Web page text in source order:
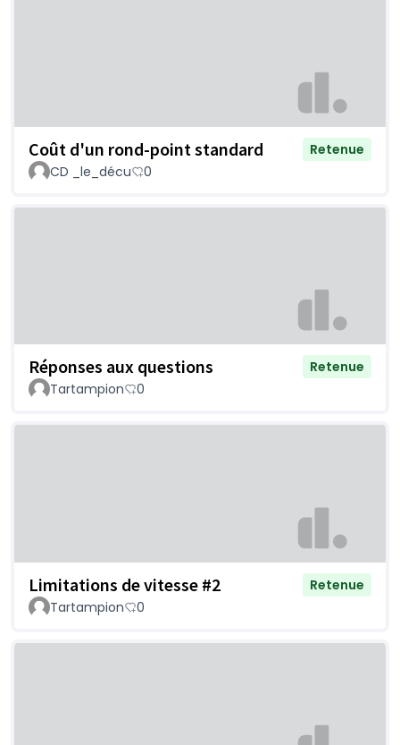
Coût d'un rond-point standard
Retenue
CD _le_décu
0
Réponses aux questions
Retenue
Tartampion
0
Limitations de vitesse #2
Retenue
Tartampion
0